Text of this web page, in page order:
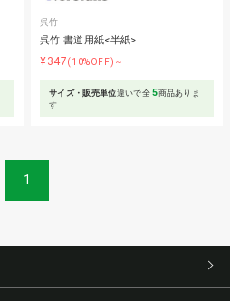
呉竹
呉竹 書道用紙<半紙>
¥347(10%OFF)～
サイズ・販売単位違いで全5商品ありま
す
1